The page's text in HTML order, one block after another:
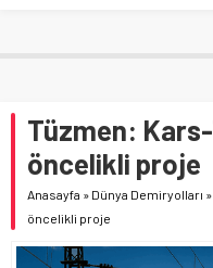
Tüzmen:
öncelikli proje
Anasayfa » Dünya Demiryolları »
öncelikli proje